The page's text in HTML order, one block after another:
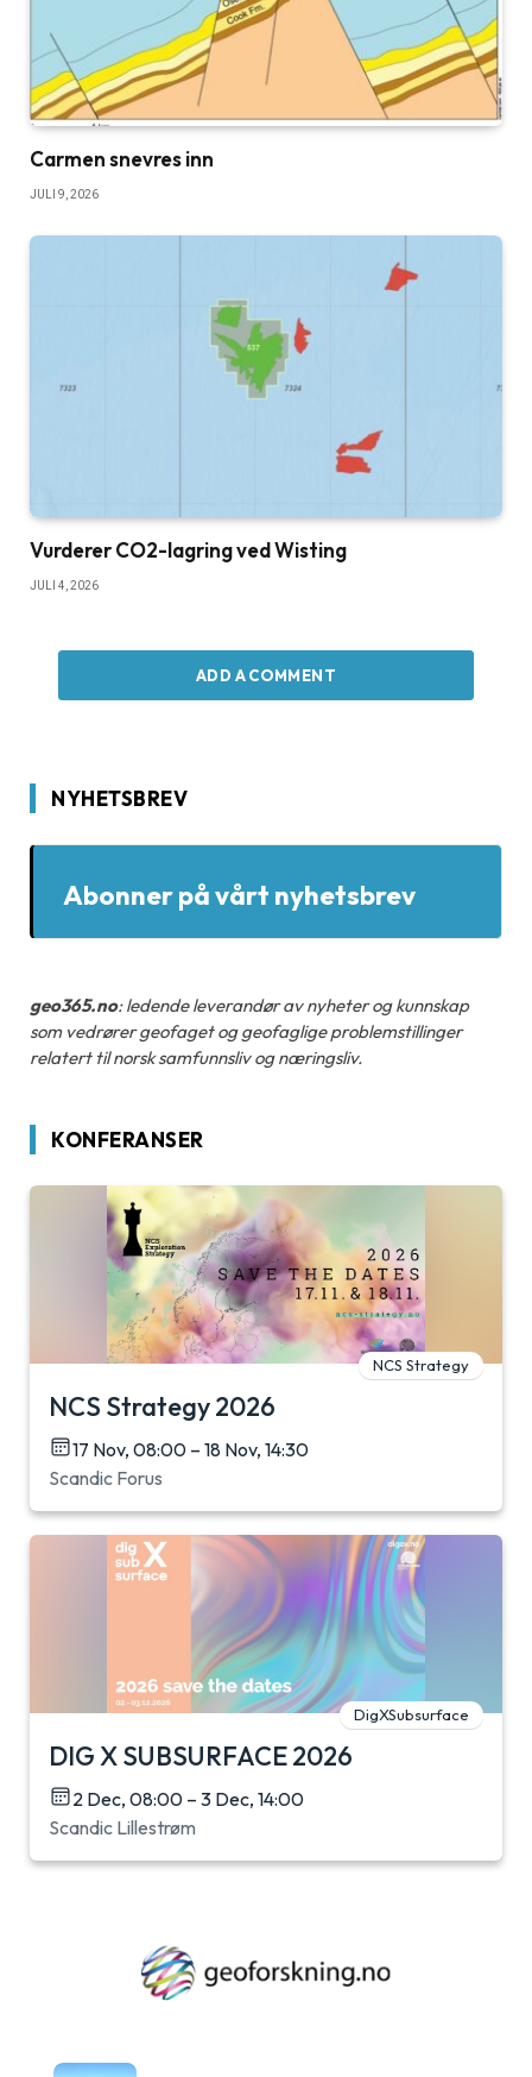
Carmen snevres inn
JULI 9, 2026
Vurderer CO2-lagring ved Wisting
JULI 4, 2026
ADD A COMMENT
NYHETSBREV
Abonner på vårt nyhetsbrev
geo365.no: ledende leverandør av nyheter og kunnskap
som vedrører geofaget og geofaglige problemstillinger
relatert til norsk samfunnsliv og næringsliv.
KONFERANSER
NCS Strategy
NCS Strategy 2026
17 Nov, 08:00 – 18 Nov, 14:30
Scandic Forus
DigXSubsurface
DIG X SUBSURFACE 2026
2 Dec, 08:00 – 3 Dec, 14:00
Scandic Lillestrøm